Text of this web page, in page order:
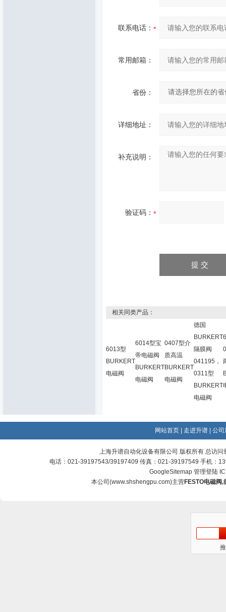
联系电话：
常用邮箱：
省份：
详细地址：
补充说明：
验证码：
相关同类产品：
6013型
BURKERT
电磁阀
6014型宝
帝电磁阀
BURKERT
电磁阀
0407型介
质高温
BURKERT
电磁阀
德国
BURKERT
隔膜阀
041195，
0311型
BURKERT
电磁阀
网站首页 走进升谱 公司
上海升谱自动化设备有限公司 版权所有 总访问
电话：021-39197543/39197409 传真：021-39197549 手机：
GoogleSitemap 管理登陆
本公司(www.shshengpu.com)主营FESTO电磁阀,